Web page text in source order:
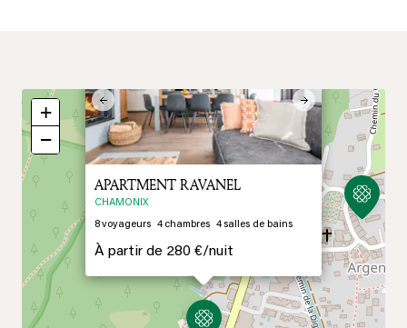
Previous Next
APARTMENT RAVANEL
CHAMONIX
8voyageurs 4 chambres 4salles de bains
À partir de 280 €/nuit
+
−